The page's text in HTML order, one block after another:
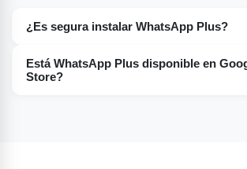
¿Es segura instalar WhatsApp Plus?
plataforma auténtica.
Está WhatsApp Plus disponible en
Store?